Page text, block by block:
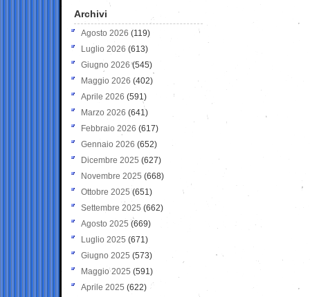
Archivi
Agosto 2026 (119)
Luglio 2026 (613)
Giugno 2026 (545)
Maggio 2026 (402)
Aprile 2026 (591)
Marzo 2026 (641)
Febbraio 2026 (617)
Gennaio 2026 (652)
Dicembre 2025 (627)
Novembre 2025 (668)
Ottobre 2025 (651)
Settembre 2025 (662)
Agosto 2025 (669)
Luglio 2025 (671)
Giugno 2025 (573)
Maggio 2025 (591)
Aprile 2025 (622)